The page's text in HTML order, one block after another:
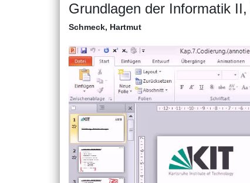
Grundlagen der Informatik
Schmeck, Hartmut